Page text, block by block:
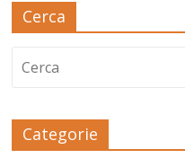
Cerca
Categorie